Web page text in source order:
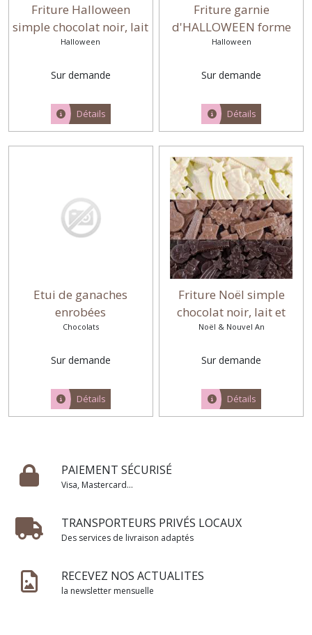
Friture Halloween
simple chocolat noir, lait
et blanc
Halloween
Sur demande
Détails
Friture garnie
d'HALLOWEEN forme
CRANE
Halloween
Sur demande
Détails
Etui de ganaches
enrobées
Chocolats
Sur demande
Détails
Friture Noël simple
chocolat noir, lait et
blanc
Noël & Nouvel An
Sur demande
Détails
PAIEMENT SÉCURISÉ
Visa, Mastercard...
TRANSPORTEURS PRIVÉS LOCAUX
Des services de livraison adaptés
RECEVEZ NOS ACTUALITES
la newsletter mensuelle